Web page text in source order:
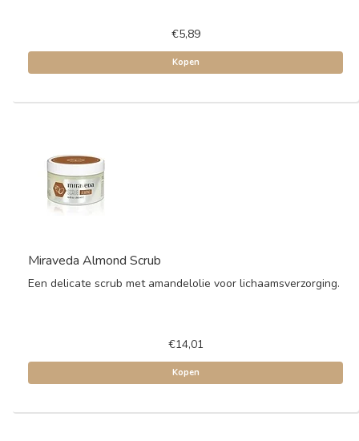
€5,89
Kopen
Miraveda Almond Scrub
Een delicate scrub met amandelolie voor lichaamsverzorging.
€14,01
Kopen